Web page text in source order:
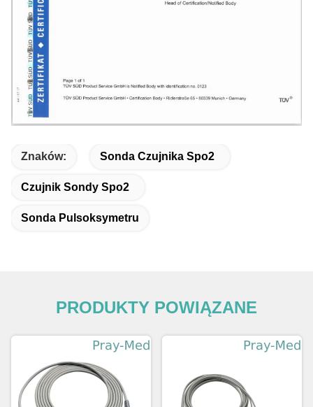
Znaków: Sonda Czujnika Spo2
Czujnik Sondy Spo2
Sonda Pulsoksymetru
PRODUKTY POWIĄZANE